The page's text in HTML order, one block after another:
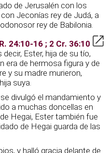
de Jerusalén con los
Jeconías rey de Judá, a
rey de Babilonia.
24:10-16 ; 2 Cr. 36:10
Ester, hija de su tío,
era de hermosa figura y de
y su madre murieron,
suya.
divulgó el mandamiento y
a muchas doncellas en
Hegai, Ester también fue
de Hegai guarda de las
y halló gracia delante de